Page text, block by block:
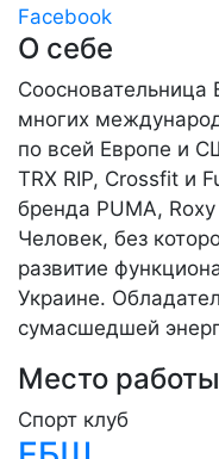
Facebook
О себе
многих
по всей Европе и
TRX RIP, Crossfit и
бренда PUMA,
Человек, без
развитие
Украине.
сумасшедшей
Место работы
Спорт клуб